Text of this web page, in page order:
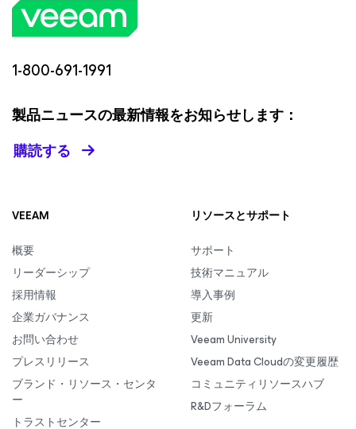
1-800-691-1991
製品ニュースの最新情報をお知らせします：
購読する
VEEAM
概要
リーダーシップ
採用情報
企業ガバナンス
お問い合わせ
プレスリリース
ブランド・リソース・センタ
ー
トラストセンター
リソースとサポート
サポート
技術マニュアル
導入事例
更新
Veeam University
Veeam Data Cloudの変更履歴
コミュニティリソースハブ
R&Dフォーラム